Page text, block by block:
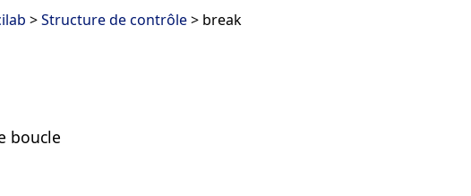
>Structure de contrôle> break
boucle